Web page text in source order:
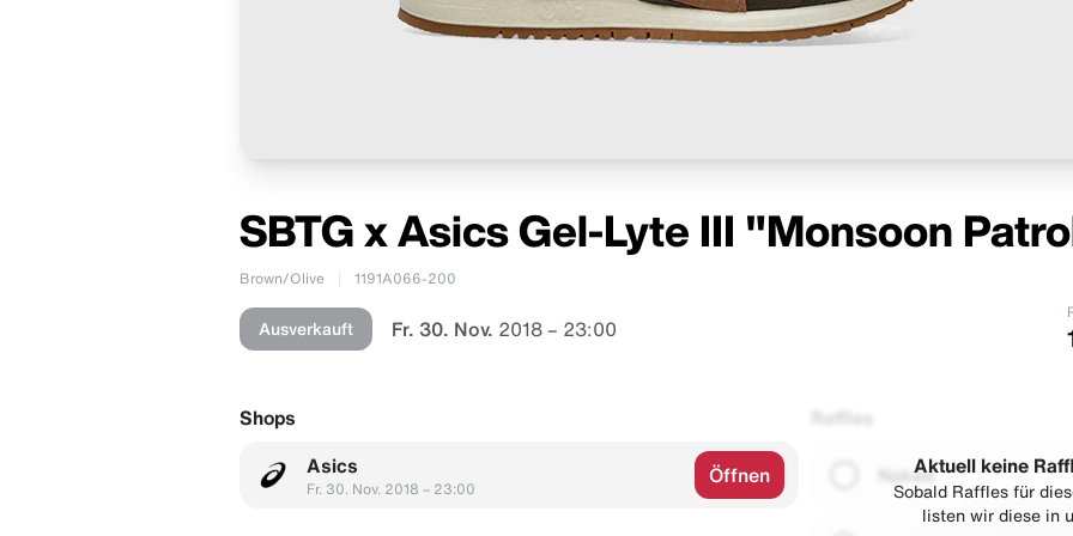
SBTG x Asics Gel-Lyte III "Monsoon
Brown/Olive 1191A066-200
Ausverkauft Fr. 30. Nov. 2018 – 23:00
Shops
Asics
Fr. 30. Nov. 2018 – 23:00
Öffnen
Raffles
NakedAktuell keine
Sobald Raffles für
listen wir diese in